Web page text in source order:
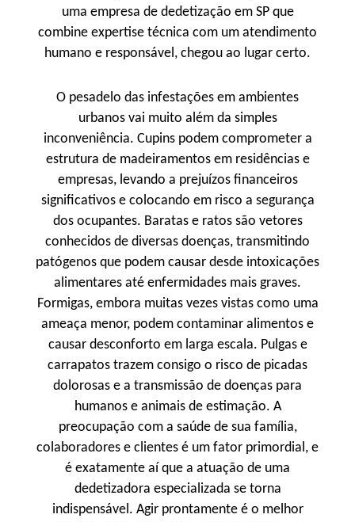
uma empresa de dedetização em SP que
combine expertise técnica com um atendimento
humano e responsável, chegou ao lugar certo.
O pesadelo das infestações em ambientes
urbanos vai muito além da simples
inconveniência. Cupins podem comprometer a
estrutura de madeiramentos em residências e
empresas, levando a prejuízos financeiros
significativos e colocando em risco a segurança
dos ocupantes. Baratas e ratos são vetores
conhecidos de diversas doenças, transmitindo
patógenos que podem causar desde intoxicações
alimentares até enfermidades mais graves.
Formigas, embora muitas vezes vistas como uma
ameaça menor, podem contaminar alimentos e
causar desconforto em larga escala. Pulgas e
carrapatos trazem consigo o risco de picadas
dolorosas e a transmissão de doenças para
humanos e animais de estimação. A
preocupação com a saúde de sua família,
colaboradores e clientes é um fator primordial, e
é exatamente aí que a atuação de uma
dedetizadora especializada se torna
indispensável. Agir prontamente é o melhor